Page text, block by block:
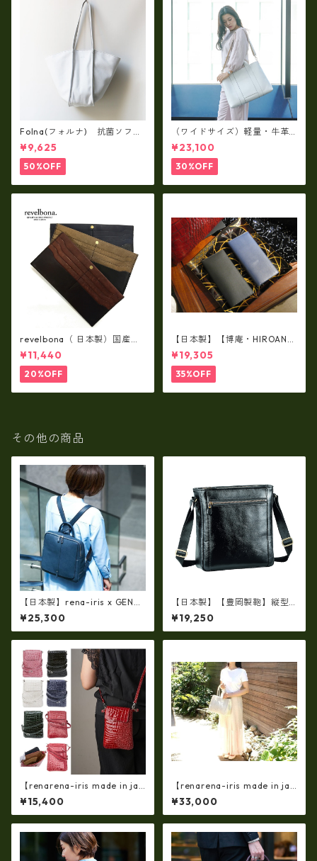
Folna(フォルナ) 抗菌ソフト
スムースレザー トートバッグ
¥9,625
50%OFF
（ワイドサイズ）軽量・牛革
製品・2WAYヌメ革トートバッ
グ（A3サイズ/日本製）(高収
納）ir-02G
¥23,100
30%OFF
revelbona（ 日本製）国産牛
革製・お札入れ ロングウォ
レット rl-001
¥11,440
20%OFF
【日本製】【博庵・HIROAN】
最高級牛革（ボーテッド）札
入れ・長財布 ha-21535
¥19,305
35%OFF
その他の商品
【日本製】rena-iris x GENO
VA（IMAIBAG）コラボ製品ラ
ンドセルデザイン・シュリン
クヌメ牛革・リュック（A4/si
¥25,300
【日本製】【豊岡製鞄】縦型
ショルダーバッグ メンズ 上質
な牛革を使った大人の本革メ
ンズショルダー bz-16453
¥19,250
【renarena-iris made in jap
an】【日本製】(総革・バージ
ョン）牛革エナメルクロコ・
縦型お財布スマホ 2ＷＡＹポ
¥15,400
【renarena-iris made in jap
an】【日本製】牛革製品・エ
ナメルクロコ型押しレザー・
マザートートバッグ ir-66
¥33,000